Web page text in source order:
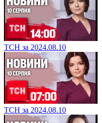
ТСН за 2024.08.10
ТСН за 2024.08.10